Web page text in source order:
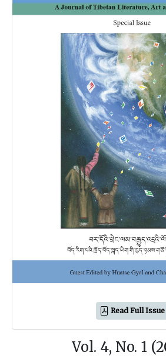
Read Full Issue
Vol. 4, No. 1